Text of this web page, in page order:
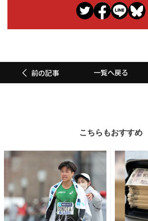
前の記事 一覧へ戻る
こちらもおすすめ